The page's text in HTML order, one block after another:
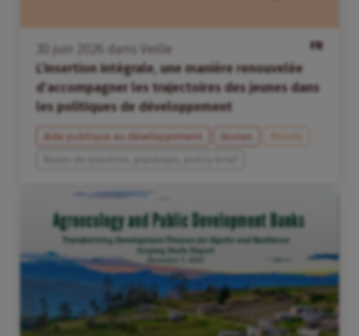
FR
juin dans
Veille
L’insertion intégrale, une manière renouvelée
d’accompagner les trajectoires des jeunes dans
les politiques de développement
Aide publique au développement Jeunes
Monde